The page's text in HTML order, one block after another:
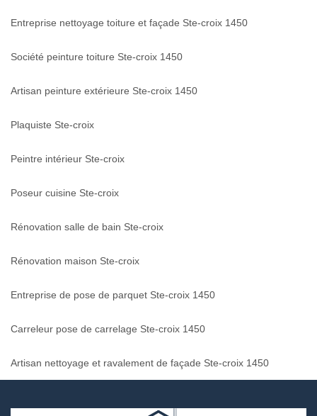
Entreprise nettoyage toiture et façade Ste-croix 1450
Société peinture toiture Ste-croix 1450
Artisan peinture extérieure Ste-croix 1450
Plaquiste Ste-croix
Peintre intérieur Ste-croix
Poseur cuisine Ste-croix
Rénovation salle de bain Ste-croix
Rénovation maison Ste-croix
Entreprise de pose de parquet Ste-croix 1450
Carreleur pose de carrelage Ste-croix 1450
Artisan nettoyage et ravalement de façade Ste-croix 1450